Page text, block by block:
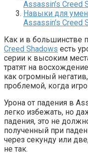
Assassin’s Creed
Навыки для
Assassin’s Creed
Как и в большинстве
Creed Shadows есть
серии к высоким
тратят на
как огромный
проблемой, когда
Урона от падения в
легко избежать, но
падения, это не
полученный при
через секунду или
не так.